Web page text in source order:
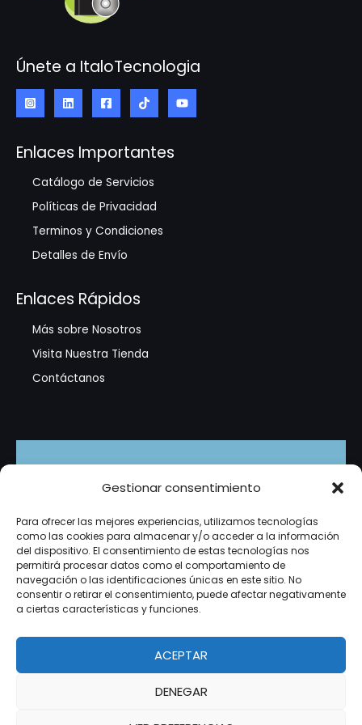
Gestionar consentimiento
Para ofrecer las mejores experiencias, utilizamos tecnologías
como las cookies para almacenar y/o acceder a la información
del dispositivo. El consentimiento de estas tecnologías nos
permitirá procesar datos como el comportamiento de
navegación o las identificaciones únicas en este sitio. No
consentir o retirar el consentimiento, puede afectar negativamente
a ciertas características y funciones.
ACEPTAR
DENEGAR
Únete a ItaloTecnologia
Enlaces Importantes
Catálogo de Servicios
Políticas de Privacidad
Terminos y Condiciones
Detalles de Envío
Enlaces Rápidos
Más sobre Nosotros
Visita Nuestra Tienda
Contáctanos
Suscríbete
Recibe promociones exclusivas, tutoriales en video y
novedades del mundo de la tecnología directamente
en tu correo. ¡Es gratis!